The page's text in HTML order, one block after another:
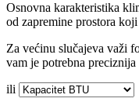
Osnovna karakteristika
od zapremine prostora
Za većinu slučajeva važi
vam je potrebna
ili